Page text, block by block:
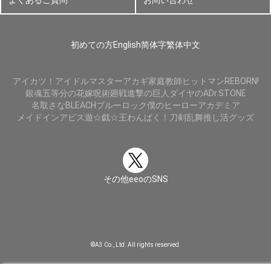
初めての方English简体字繁体中文
アイカツ！ アイドルマスターアカギ家庭教師ヒットマンREBORN!
銀魂五等分の花嫁呪術廻戦進撃の巨人 ダイヤのADr.STONE
名取さなBLEACHブルーロック僕のヒーローアカデミア
メイドインアビス遊☆戯☆王わんぱく！刀剣乱舞推し活グッズ
その他eeoのSNS
©A3 Co., Ltd. All rights reserved.